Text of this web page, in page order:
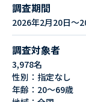
調査期間
2026年2月20日～
調査対象者
3,978名
性別：指定なし
年齢：20～69歳